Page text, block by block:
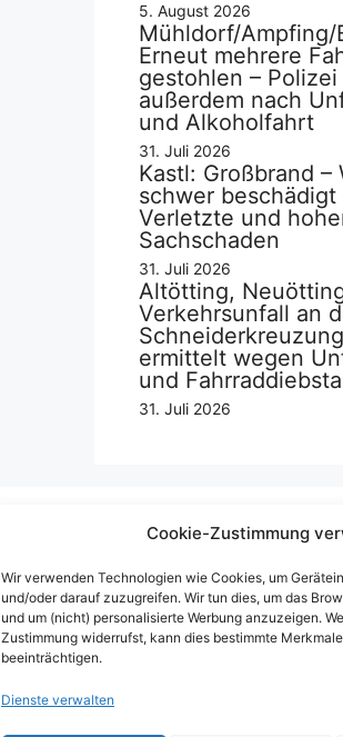
Cookie-Zustimmung
Wir verwenden Technologien wie Cookies, um
und/oder darauf zuzugreifen. Wir tun dies, um das
und um (nicht) personalisierte Werbung anzuzeigen.
Zustimmung widerrufst, kann dies bestimmte
beeinträchtigen.
Dienste verwalten
5. August 2026
Mühldorf/Ampfing/
Erneut mehrere
gestohlen –
außerdem nach
und Alkoholfahrt
31. Juli 2026
Kastl: Großbrand –
schwer beschädigt
Verletzte und
Sachschaden
31. Juli 2026
Altötting,
Verkehrsunfall an
ermittelt wegen
und
31. Juli 2026
Über uns
Impressum
Werben auf inn-sider